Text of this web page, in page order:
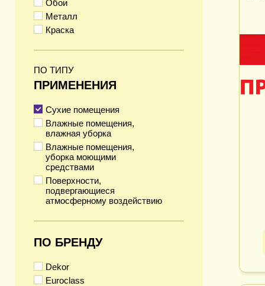
Обои
Металл
Краска
ПО ТИПУ
ПРИМЕНЕНИЯ
Сухие помещения
Влажные помещения,
влажная уборка
Влажные помещения,
уборка моющими
средствами
Поверхности,
подвергающиеся
атмосферному воздействию
ПО БРЕНДУ
Dekor
Euroclass